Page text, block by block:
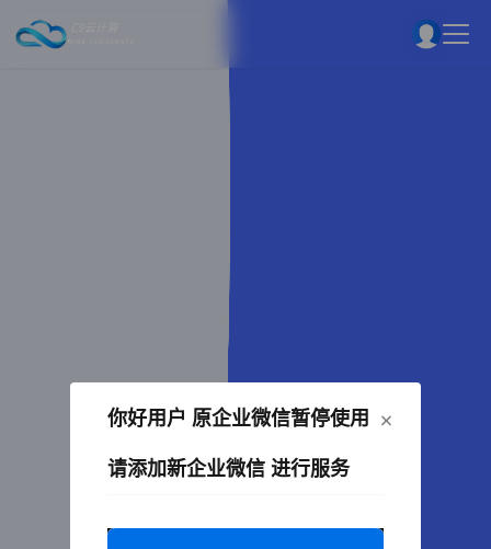
你好用户 原企业微信暂停使用
请添加新企业微信 进行服务
×